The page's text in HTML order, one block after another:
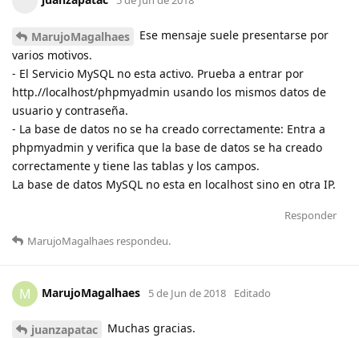
MarujoMagalhaes
Ese mensaje suele presentarse por
varios motivos.
- El Servicio MySQL no esta activo. Prueba a entrar por
http.//localhost/phpmyadmin usando los mismos datos de
usuario y contraseña.
- La base de datos no se ha creado correctamente: Entra a
phpmyadmin y verifica que la base de datos se ha creado
correctamente y tiene las tablas y los campos.
La base de datos MySQL no esta en localhost sino en otra IP.
Responder
MarujoMagalhaes respondeu.
M MarujoMagalhaes 5 de Jun de 2018 Editado
juanzapatac Muchas gracias.